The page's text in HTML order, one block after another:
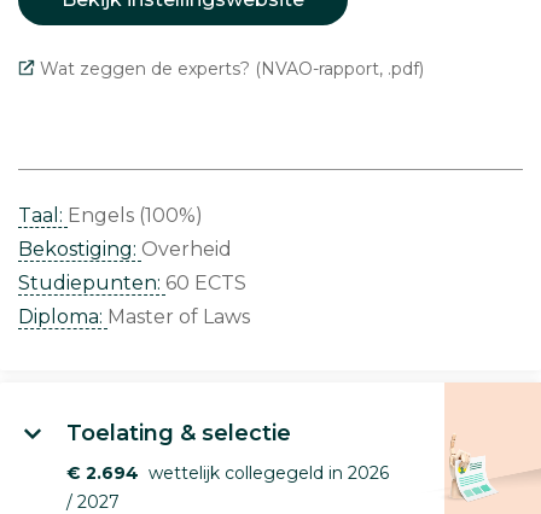
Wat zeggen de experts? (NVAO-rapport, .pdf)
Taal: Engels (100%)
Bekostiging: Overheid
Studiepunten: 60 ECTS
Diploma: Master of Laws
Toelating & selectie
€ 2.694 wettelijk collegegeld in 2026
/ 2027